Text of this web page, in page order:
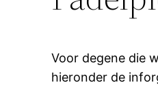
Voor degene die
hieronder de